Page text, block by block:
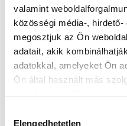
valamint
közösségi média-,
megosztjuk az Ön
adatait, akik
adatokkal, amelyeket Ön
Ön által használt más
weboldalon való
Elengedhetetlen
BOGNÁR ISTVÁN
TABELLA ÉLÉN - A
2023-12-28 12:06:33
Íme, az őszi szezonban
alapján készült "kanadai"
lebontva az OTP Ba...